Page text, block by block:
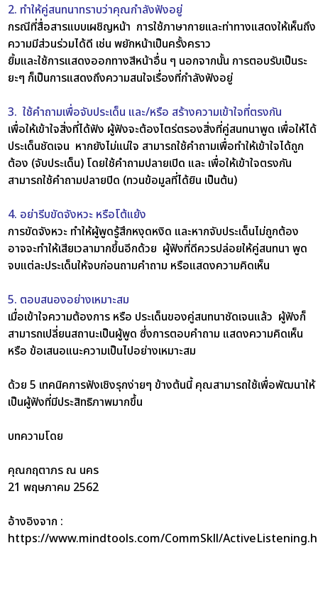
2. ทำให้คู่สนทนาทราบว่าคุณกำลังฟังอยู่
กรณีที่สื่อสารแบบเผชิญหน้า การใช้ภาษากายและท่าทางแสดงให้เห็นถึง
ความมีส่วนร่วมได้ดี เช่น พยักหน้าเป็นครั้งคราว
ยิ้มและใช้การแสดงออกทางสีหน้าอื่น ๆ นอกจากนั้น การตอบรับเป็นระ
ยะๆ ก็เป็นการแสดงถึงความสนใจเรื่องที่กำลังฟังอยู่
3. ใช้คำถามเพื่อจับประเด็น และ/หรือ สร้างความเข้าใจที่ตรงกัน
เพื่อให้เข้าใจสิ่งที่ได้ฟัง ผู้ฟังจะต้องไตร่ตรองสิ่งที่คู่สนทนาพูด เพื่อให้ได้
ประเด็นชัดเจน หากยังไม่แน่ใจ สามารถใช้คำถามเพื่อทำให้เข้าใจได้ถูก
ต้อง (จับประเด็น) โดยใช้คำถามปลายเปิด และ เพื่อให้เข้าใจตรงกัน
สามารถใช้คำถามปลายปิด (ทวนข้อมูลที่ได้ยิน เป็นต้น)
4. อย่ารีบขัดจังหวะ หรือโต้แย้ง
การขัดจังหวะ ทำให้ผู้พูดรู้สึกหงุดหงิด และหากจับประเด็นไม่ถูกต้อง
อาจจะทำให้เสียเวลามากขึ้นอีกด้วย ผู้ฟังที่ดีควรปล่อยให้คู่สนทนา พูด
จบแต่ละประเด็นให้จบก่อนถามคำถาม หรือแสดงความคิดเห็น
5. ตอบสนองอย่างเหมาะสม
เมื่อเข้าใจความต้องการ หรือ ประเด็นของคู่สนทนาชัดเจนแล้ว ผู้ฟังก็
สามารถเปลี่ยนสถานะเป็นผู้พูด ซึ่งการตอบคำถาม แสดงความคิดเห็น
หรือ ข้อเสนอแนะความเป็นไปอย่างเหมาะสม
ด้วย 5 เทคนิคการฟังเชิงรุกง่ายๆ ข้างต้นนี้ คุณสามารถใช้เพื่อพัฒนาให้
เป็นผู้ฟังที่มีประสิทธิภาพมากขึ้น
บทความโดย
คุณกฤตาภร ณ นคร
21 พฤษภาคม 2562
อ้างอิงจาก :
https://www.mindtools.com/CommSkll/